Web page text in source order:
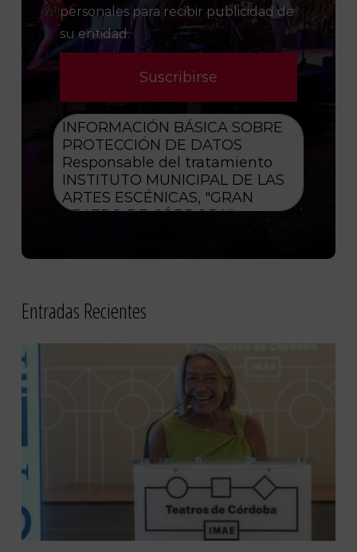
personales para recibir publicidad de
su entidad.
Entradas Recientes